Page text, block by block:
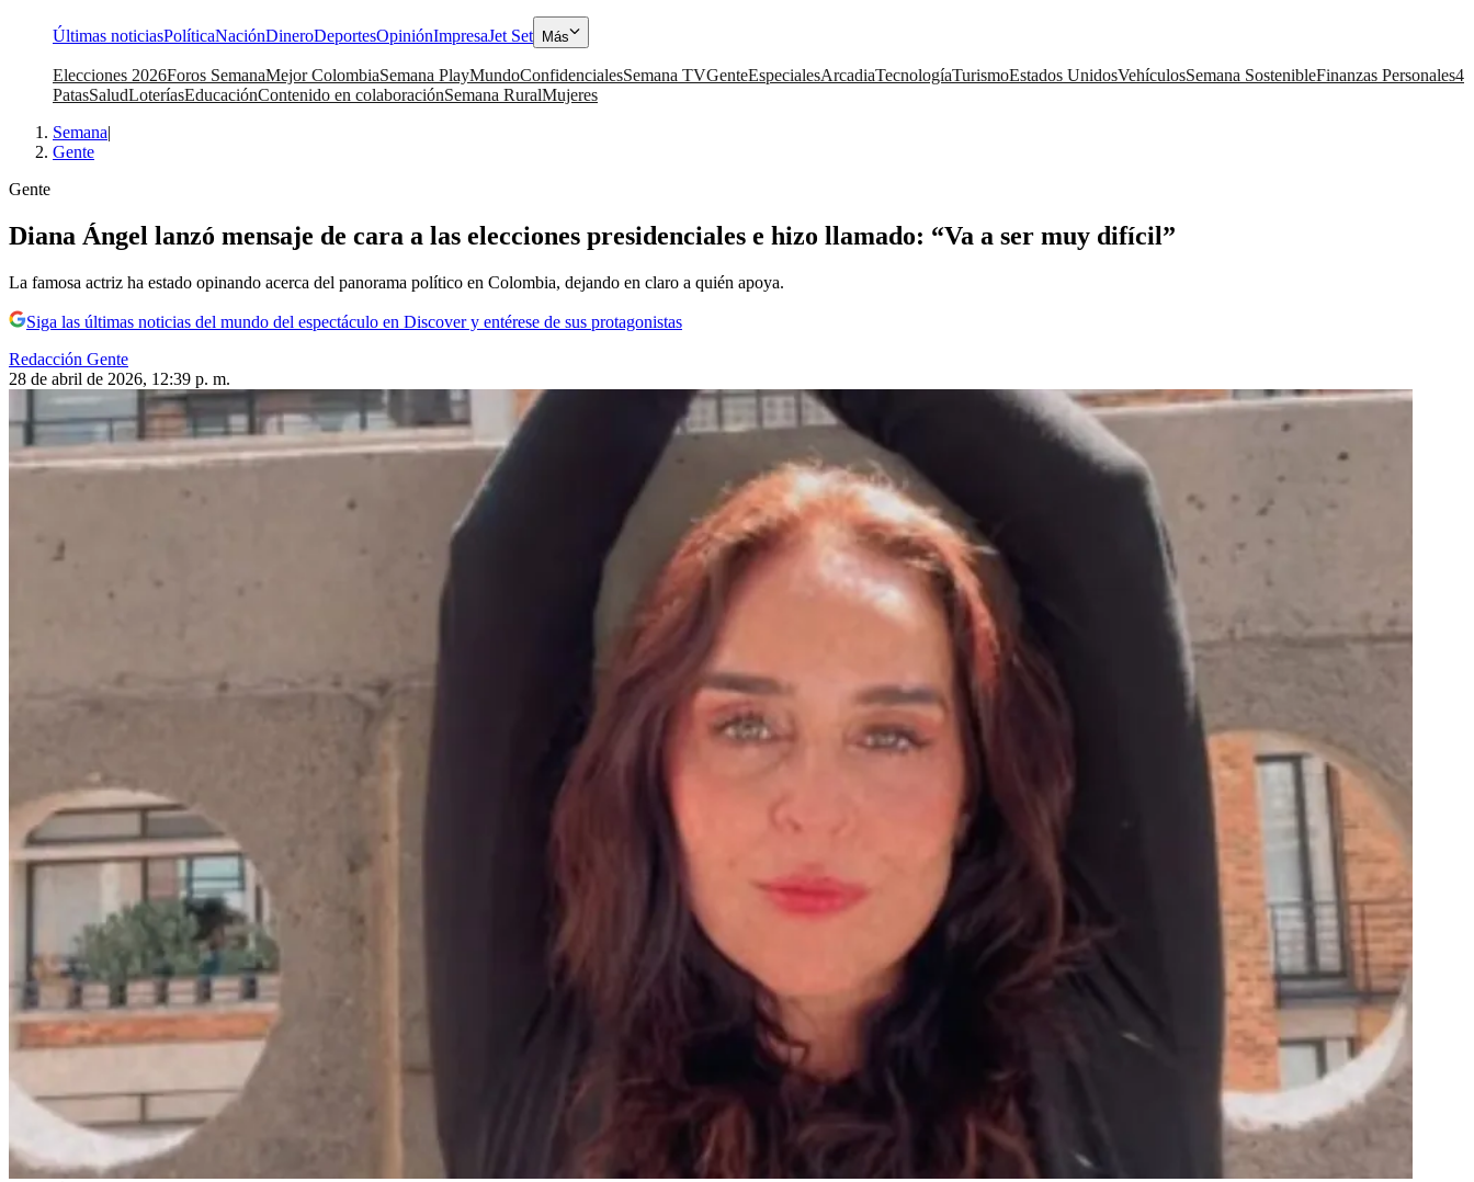
Últimas noticiasPolíticaNaciónDineroDeportesOpiniónImpresaJet Set Más
Elecciones 2026Foros SemanaMejor ColombiaSemana PlayMundoConfidencialesSemana TVGenteEspecialesArcadiaTecnologíaTurismoEstados UnidosVehículosSemana SostenibleFinanzas Personales4
PatasSaludLoteríasEducaciónContenido en colaboraciónSemana RuralMujeres
Semana|
Gente
Gente
Diana Ángel lanzó mensaje de cara a las elecciones presidenciales e hizo llamado: “Va a ser muy difícil”
La famosa actriz ha estado opinando acerca del panorama político en Colombia, dejando en claro a quién apoya.
Siga las últimas noticias del mundo del espectáculo en Discover y entérese de sus protagonistas
Redacción Gente
28 de abril de 2026, 12:39 p. m.